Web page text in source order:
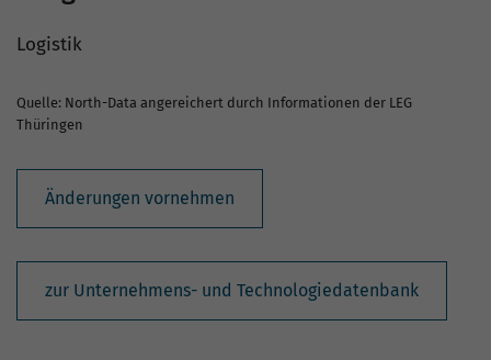
Logistik
Quelle: North-Data angereichert durch Informationen der LEG
Thüringen
Änderungen vornehmen
zur Unternehmens- und Technologiedatenbank